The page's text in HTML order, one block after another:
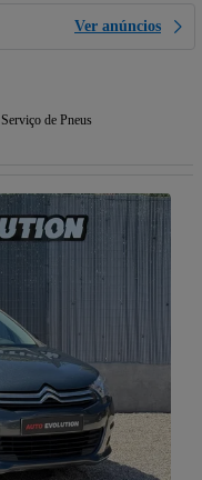
Ver anúncios
Serviço de Pneus